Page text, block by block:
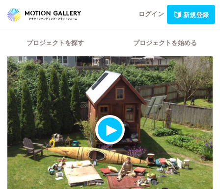
ログイン 新規登録
プロジェクトを探す プロジェクトを始める